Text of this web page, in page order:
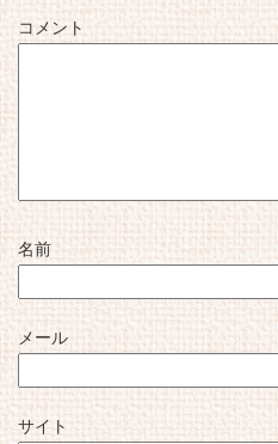
コメント
名前
メール
サイト